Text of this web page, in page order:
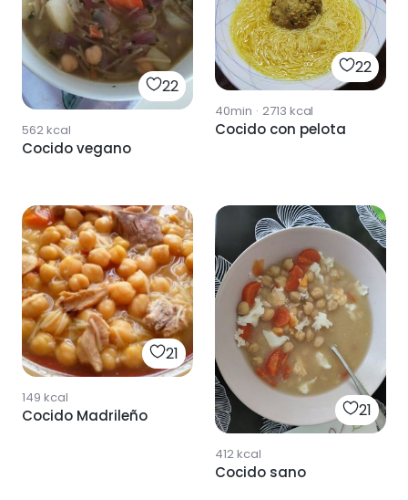
22
562kcal
Cocido vegano
22
40min · 2713 kcal
Cocido con pelota
21
149 kcal
Cocido Madrileño 21
412kcal
Cocido sano